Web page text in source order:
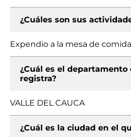
¿Cuáles son sus
Expendio a la mesa de
¿Cuál es el departamento
registra?
VALLE DEL CAUCA
¿Cuál es la ciudad en el